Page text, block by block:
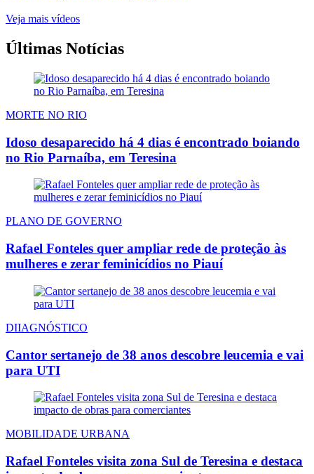
Veja mais vídeos
Últimas Notícias
MORTE NO RIO
Idoso desaparecido há 4 dias é encontrado boiando
no Rio Parnaíba, em Teresina
PLANO DE GOVERNO
Rafael Fonteles quer ampliar rede de proteção às
mulheres e zerar feminicídios no Piauí
DIIAGNÓSTICO
Cantor sertanejo de 38 anos descobre leucemia e vai
para UTI
MOBILIDADE URBANA
Rafael Fonteles visita zona Sul de Teresina e destaca